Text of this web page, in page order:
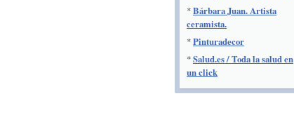
*Bárbara Juan. Artista
ceramista.
*Pinturadecor
*Salud.es / Toda la salud en
un click